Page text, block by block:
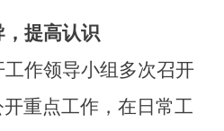
，提高认识
工作领导小组多次召开
重点工作，在日常工